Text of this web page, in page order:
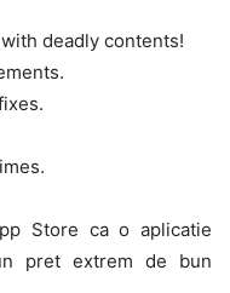
deadly contents!
Store ca o aplicatie
pret extrem de bun